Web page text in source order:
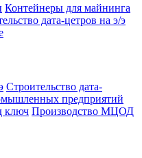
Контейнеры для майнинга
дата-цетров на э/э
Строительство дата-
предприятий
ключ Производство МЦОД